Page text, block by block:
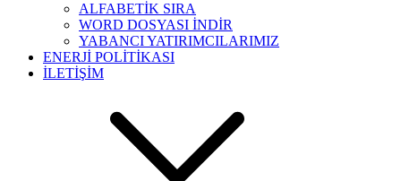
ALFABETİK SIRA
WORD DOSYASI İNDİR
YABANCI YATIRIMCILARIMIZ
ENERJİ POLİTİKASI
İLETİŞİM